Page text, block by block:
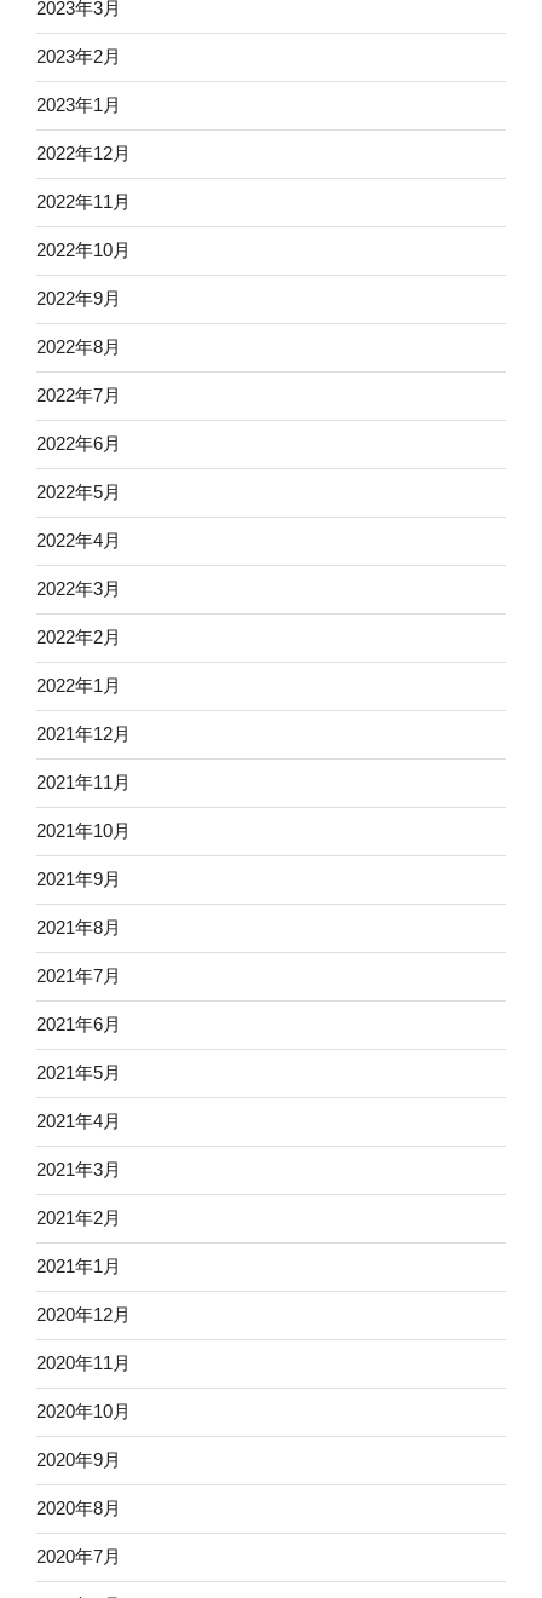
2023年3月
2023年2月
2023年1月
2022年12月
2022年11月
2022年10月
2022年9月
2022年8月
2022年7月
2022年6月
2022年5月
2022年4月
2022年3月
2022年2月
2022年1月
2021年12月
2021年11月
2021年10月
2021年9月
2021年8月
2021年7月
2021年6月
2021年5月
2021年4月
2021年3月
2021年2月
2021年1月
2020年12月
2020年11月
2020年10月
2020年9月
2020年8月
2020年7月